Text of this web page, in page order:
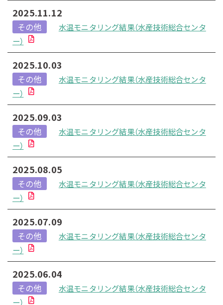
2025.11.12
その他
水温モニタリング結果（水産技術総合センタ
ー）
2025.10.03
その他
水温モニタリング結果（水産技術総合センタ
ー）
2025.09.03
その他
水温モニタリング結果（水産技術総合センタ
ー）
2025.08.05
その他
水温モニタリング結果（水産技術総合センタ
ー）
2025.07.09
その他
水温モニタリング結果（水産技術総合センタ
ー）
2025.06.04
その他
水温モニタリング結果（水産技術総合センタ
ー）